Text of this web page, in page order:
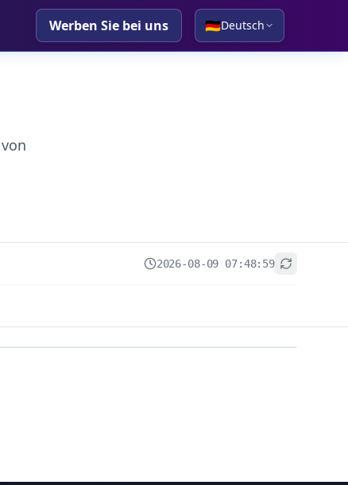
Werben Sie bei uns 🇩🇪Deutsch
2026-08-09 07:48:59